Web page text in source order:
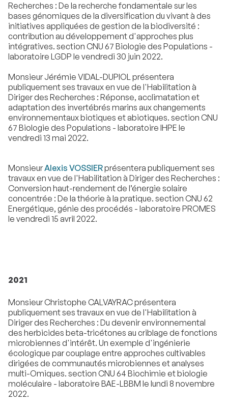
Recherches : De la recherche fondamentale sur les
bases génomiques de la diversification du vivant à des
initiatives appliquées de gestion de la biodiversité :
contribution au développement d'approches plus
intégratives. section CNU 67 Biologie des Populations -
laboratoire LGDP le vendredi 30 juin 2022.
Monsieur Jérémie VIDAL-DUPIOL présentera
publiquement ses travaux en vue de l'Habilitation à
Diriger des Recherches : Réponse, acclimatation et
adaptation des invertébrés marins aux changements
environnementaux biotiques et abiotiques. section CNU
67 Biologie des Populations - laboratoire IHPE le
vendredi 13 mai 2022.
MonsieurAlexis VOSSIERprésentera publiquement ses
travaux en vue de l'Habilitation à Diriger des Recherches :
Conversion haut-rendement de l’énergie solaire
concentrée : De la théorie à la pratique. section CNU 62
Energétique, génie des procédés - laboratoire PROMES
le vendredi 15 avril 2022.
2021
Monsieur Christophe CALVAYRAC présentera
publiquement ses travaux en vue de l'Habilitation à
Diriger des Recherches : Du devenir environnemental
des herbicides beta-tricétones au criblage de fonctions
microbiennes d'intérêt. Un exemple d'ingénierie
écologique par couplage entre approches cultivables
dirigées de communautés microbiennes et analyses
multi-Omiques. section CNU 64 Biochimie et biologie
moléculaire - laboratoire BAE-LBBM le lundi 8 novembre
2022.